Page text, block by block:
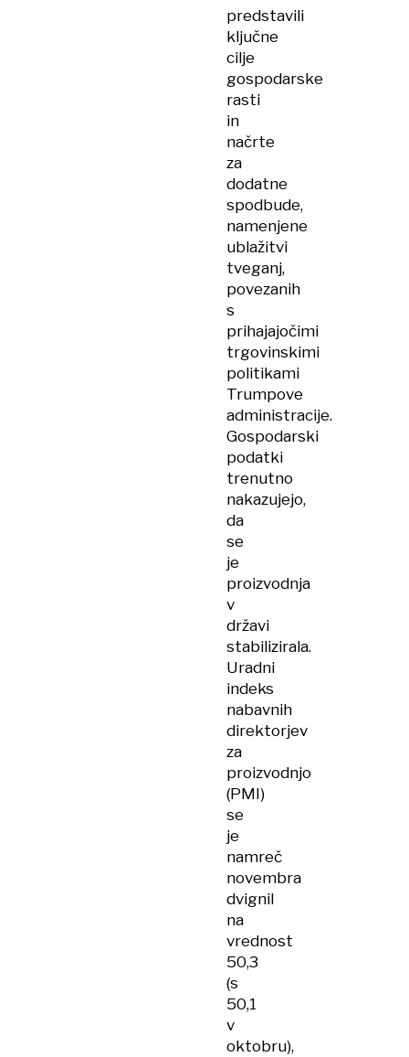
predstavili
ključne
cilje
gospodarske
rasti
in
načrte
za
dodatne
spodbude,
namenjene
ublažitvi
tveganj,
povezanih
s
prihajajočimi
trgovinskimi
politikami
Trumpove
administracije.
Gospodarski
podatki
trenutno
nakazujejo,
da
se
je
proizvodnja
v
državi
stabilizirala.
Uradni
indeks
nabavnih
direktorjev
za
proizvodnjo
(PMI)
se
je
namreč
novembra
dvignil
na
vrednost
50,3
(s
50,1
v
oktobru),